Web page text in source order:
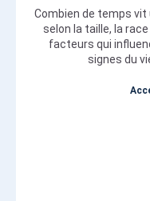
Combien de temps vit
selon la taille, la
facteurs qui
signes du